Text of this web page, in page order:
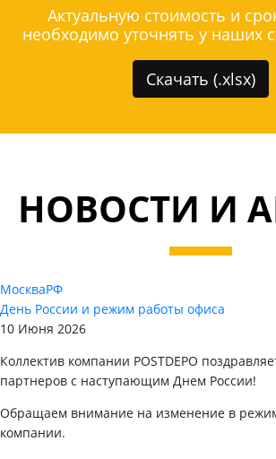
Актуальную стоимость и
необходимо уточнять у наших
Скачать (.xlsx)
НОВОСТИ И
МоскваРФ
День России и режим работы офиса
10 Июня 2026
Коллектив компании POSTDEPO
партнеров с наступающим Днем России!
Обращаем внимание на изменение в
компании.